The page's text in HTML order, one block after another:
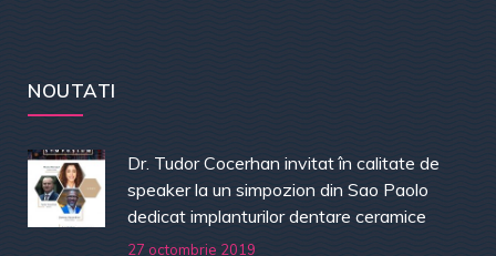
NOUTATI
Dr. Tudor Cocerhan invitat în calitate de
speaker la un simpozion din Sao Paolo
dedicat implanturilor dentare ceramice
27 octombrie 2019